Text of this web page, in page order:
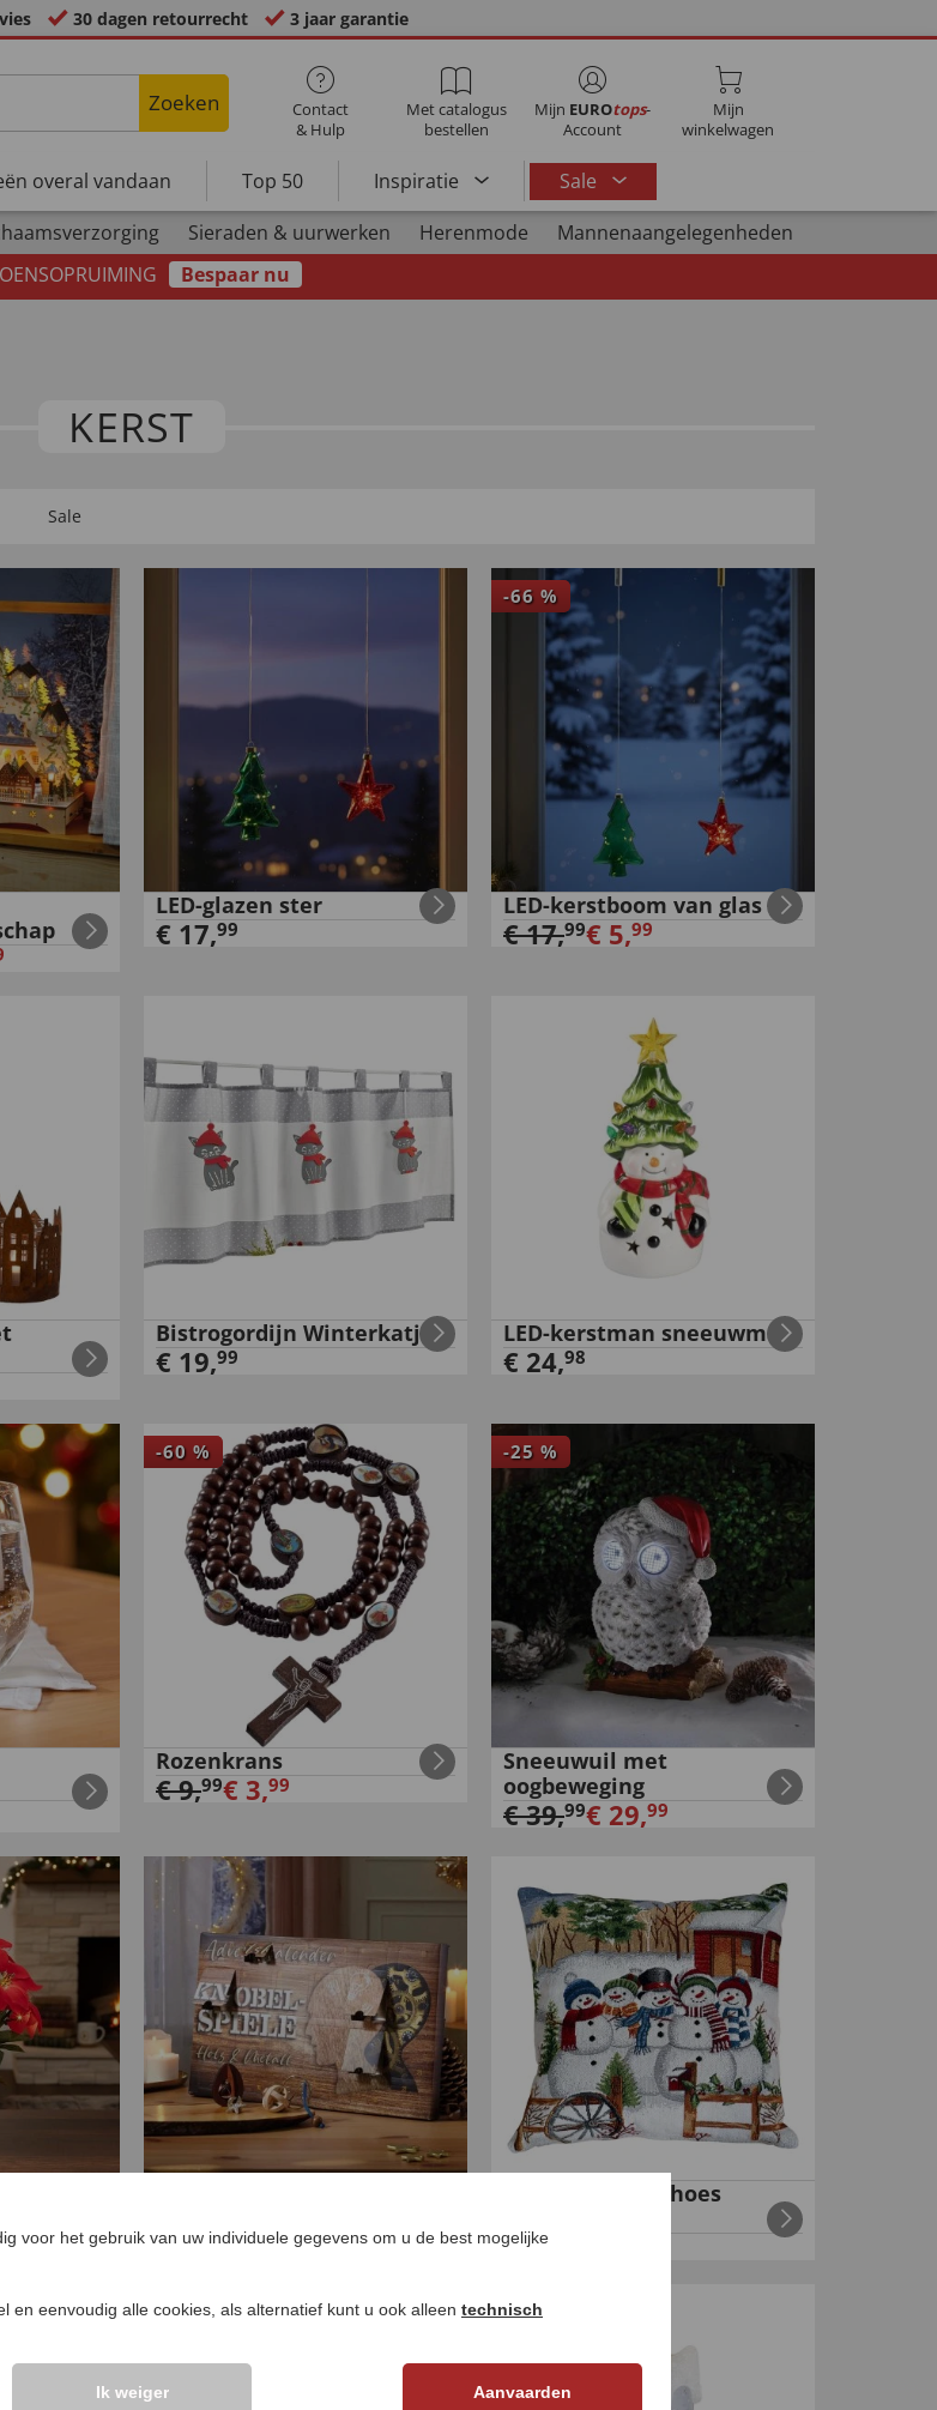
30 dagen retourrecht 3 jaar garantie
Zoeken
Contact
& Hulp
Met catalogus
bestellen
Mijn EUROtops-
Account
Mijn
winkelwagen
overal vandaan Top 50 Inspiratie
Sale
Sieraden & uurwerken Herenmode
Mannenaangelegenheden
Bespaar nu
KERST
Sale
LED-glazen ster
€ 17,99
-66 %
LED-kerstboom van glas
€17,99€ 5,99
Bistrogordijn Winterkatjes
€ 19,99
LED-kerstman sneeuwman
€ 24,98
-60 %
Rozenkrans
€9,99€ 3,99
-25 %
Sneeuwuil met
oogbeweging
€39,99€ 29,99
,
Gobelin kussenhoes
€14
-33% -33%
voor het gebruik van uw individuele gegevens om u de best mogelijke
en eenvoudig alle cookies, als alternatief kunt u ook alleen technisch
Ik weiger Aanvaarden